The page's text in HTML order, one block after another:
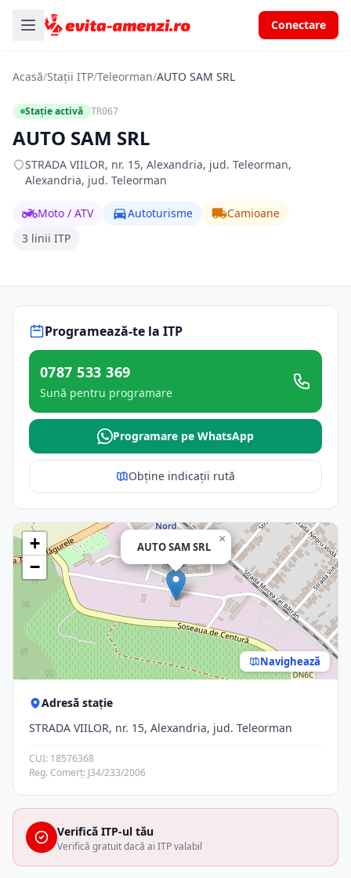
Conectare
Acasă/Stații ITP/Teleorman/AUTO SAM SRL
Stație activă TR067
AUTO SAM SRL
STRADA VIILOR, nr. 15, Alexandria, jud. Teleorman,
Alexandria, jud. Teleorman
Moto / ATV Autoturisme
Camioane
3 linii ITP
Programează-te la ITP
0787 533 369
Sună pentru programare
Programare pe WhatsApp
Obține indicații rută
AUTO SAM SRL
×
+
−
Navighează
Adresă stație
STRADA VIILOR, nr. 15, Alexandria, jud. Teleorman
CUI: 18576368
Reg. Comerț: J34/233/2006
Verifică ITP-ul tău
Verifică gratuit dacă ai ITP valabil